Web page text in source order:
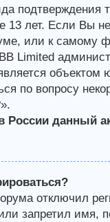
13 лет. Если Вы
или к самому
Limited
объектом
по вопросу
России данный
отключил
запретил имя,